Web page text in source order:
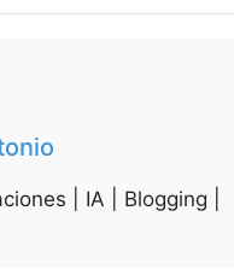
| IA | Blogging |